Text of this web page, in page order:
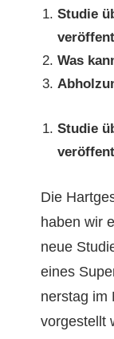
zu
Energie-
und
Studie
Was
Studie
Die
haben wir
neue
eines
ner­stag im
vorgestellt